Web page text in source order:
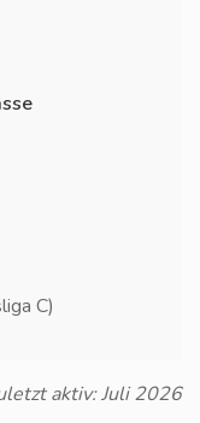
C)
aktiv: Juli 2026